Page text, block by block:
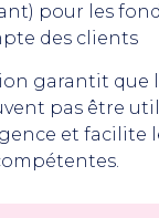
pour les
des clients
garantit que
pas être
et facilite